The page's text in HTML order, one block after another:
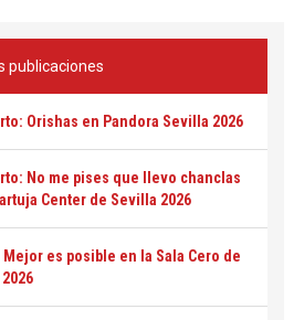
publicaciones
Orishas en Pandora Sevilla 2026
No me pises que llevo chanclas
Center de Sevilla 2026
Mejor es posible en la Sala Cero de